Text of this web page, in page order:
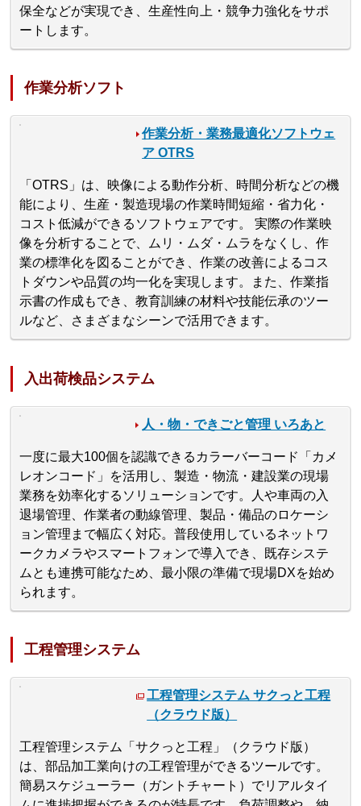
保全などが実現でき、生産性向上・競争力強化をサポ
ートします。
作業分析ソフト
作業分析・業務最適化ソフトウェ
ア OTRS
「OTRS」は、映像による動作分析、時間分析などの機
能により、生産・製造現場の作業時間短縮・省力化・
コスト低減ができるソフトウェアです。 実際の作業映
像を分析することで、ムリ・ムダ・ムラをなくし、作
業の標準化を図ることができ、作業の改善によるコス
トダウンや品質の均一化を実現します。また、作業指
示書の作成もでき、教育訓練の材料や技能伝承のツー
ルなど、さまざまなシーンで活用できます。
入出荷検品システム
人・物・できごと管理 いろあと
一度に最大100個を認識できるカラーバーコード「カメ
レオンコード」を活用し、製造・物流・建設業の現場
業務を効率化するソリューションです。人や車両の入
退場管理、作業者の動線管理、製品・備品のロケーシ
ョン管理まで幅広く対応。普段使用しているネットワ
ークカメラやスマートフォンで導入でき、既存システ
ムとも連携可能なため、最小限の準備で現場DXを始め
られます。
工程管理システム
工程管理システム サクっと工程
（クラウド版）
工程管理システム「サクっと工程」（クラウド版）
は、部品加工業向けの工程管理ができるツールです。
簡易スケジューラー（ガントチャート）でリアルタイ